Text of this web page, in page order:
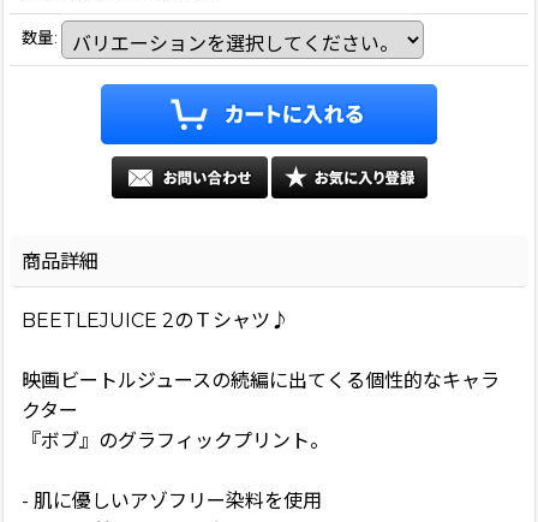
数量:
商品詳細
BEETLEJUICE 2のＴシャツ♪
映画ビートルジュースの続編に出てくる個性的なキャラ
クター
『ボブ』のグラフィックプリント。
- 肌に優しいアゾフリー染料を使用